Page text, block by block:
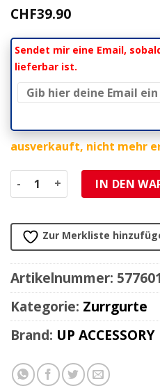
CHF39.90
Sendet mir eine Email,
lieferbar ist.
ausverkauft, nicht mehr
Spanngurt mit IN DEN
Zur Merkliste
Artikelnummer: 577601
Kategorie: Zurrgurte
Brand: UP ACCESSORY